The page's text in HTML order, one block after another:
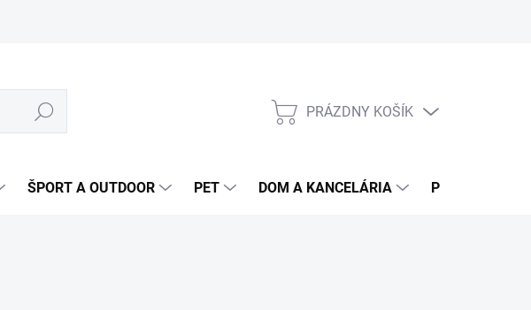
Hľadať
NÁKUPNÝ
PRÁZDNY KOŠÍK
ŠPORT A OUTDOOR PET DOM A KANCELÁRIA POTRAVINY